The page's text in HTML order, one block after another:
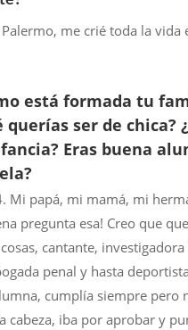
me crié toda la vida
está formada tu
querías ser de chica?
Eras buena
Mi papá, mi mamá, mi
pregunta esa! Creo que
cantante,
penal y hasta
cumplía siempre pero
cabeza, iba por aprobar y